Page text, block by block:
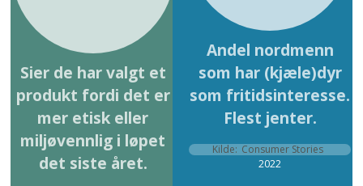
Sier de har valgt et
produkt fordi det er
mer etisk eller
miljøvennlig i løpet
det siste året.
Andel nordmenn
som har (kjæle)dyr
som fritidsinteresse.
Flest jenter.
Kilde: Consumer Stories
2022